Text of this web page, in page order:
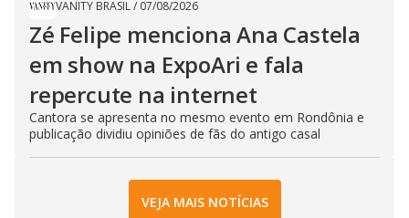
VANITY BRASIL/ 07/08/2026
Zé Felipe menciona Ana Castela
em show na ExpoAri e fala
repercute na internet
Cantora se apresenta no mesmo evento em Rondônia e
publicação dividiu opiniões de fãs do antigo casal
VEJA MAIS NOTÍCIAS